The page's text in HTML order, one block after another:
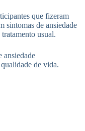
que fizeram
sintomas de ansiedade
usual.
ansiedade
de vida.